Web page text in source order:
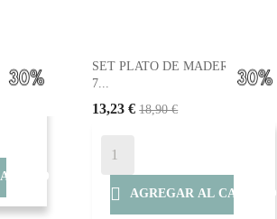
SET PLATO DE MADERA CON
7...
13,23 € 18,90 €
 AGREGAR AL CARRITO